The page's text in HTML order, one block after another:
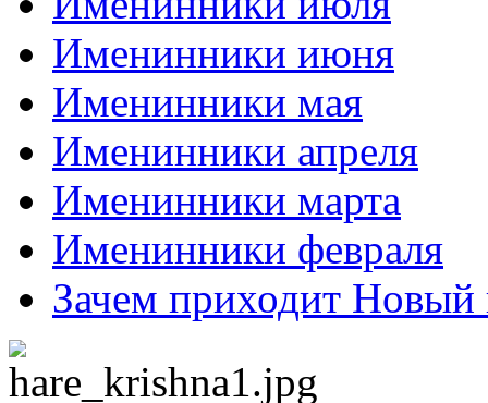
Именинники июня
Именинники мая
Именинники апреля
Именинники марта
Именинники февраля
Зачем приходит Новый